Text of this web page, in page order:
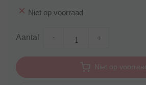
Niet op voorraad
Aantal +
Niet op voorraad